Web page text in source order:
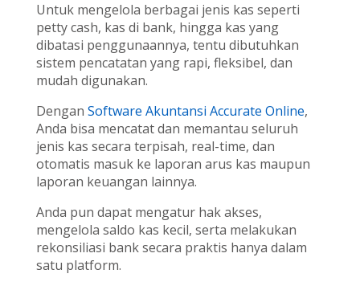
Untuk mengelola berbagai jenis kas seperti
petty cash, kas di bank, hingga kas yang
dibatasi penggunaannya, tentu dibutuhkan
sistem pencatatan yang rapi, fleksibel, dan
mudah digunakan.
Dengan Software Akuntansi Accurate Online,
Anda bisa mencatat dan memantau seluruh
jenis kas secara terpisah, real-time, dan
otomatis masuk ke laporan arus kas maupun
laporan keuangan lainnya.
Anda pun dapat mengatur hak akses,
mengelola saldo kas kecil, serta melakukan
rekonsiliasi bank secara praktis hanya dalam
satu platform.